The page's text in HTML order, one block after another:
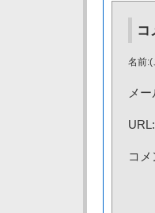
コ
名前
メ
コメ